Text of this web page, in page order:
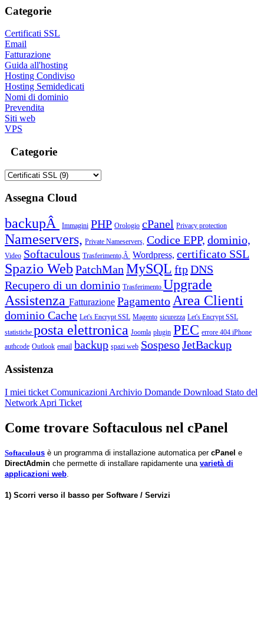
Categorie
Certificati SSL
Email
Fatturazione
Guida all'hosting
Hosting Condiviso
Hosting Semidedicati
Nomi di dominio
Prevendita
Siti web
VPS
Categorie
Assegna Cloud
backupÂ Immagini PHP Orologio cPanel Privacy protection
Nameservers, Private Nameservers, Codice EPP, dominio,
Video Softaculous Trasferimento,Â Wordpress, certificato SSL
Spazio Web PatchMan MySQL ftpDNS
Recupero di un dominio Trasferimento Upgrade
Assistenza Fatturazione Pagamento Area Clienti
dominio Cache Let's Encrypt SSL Magento sicurezza Let's Encrypt SSL
statistiche posta elettronica Joomla plugin PEC errore 404 iPhone
authcode Outlook email backup spazi web SospesoJetBackup
Assistenza
I miei ticket Comunicazioni Archivio Domande Download Stato del
Network Apri Ticket
Come trovare Softaculous nel cPanel
Softaculous è un programma di installazione automatica per cPanel e
DirectAdmin che permette di installare rapidamente una varietà di
applicazioni web.
1) Scorri verso il basso per Software / Servizi